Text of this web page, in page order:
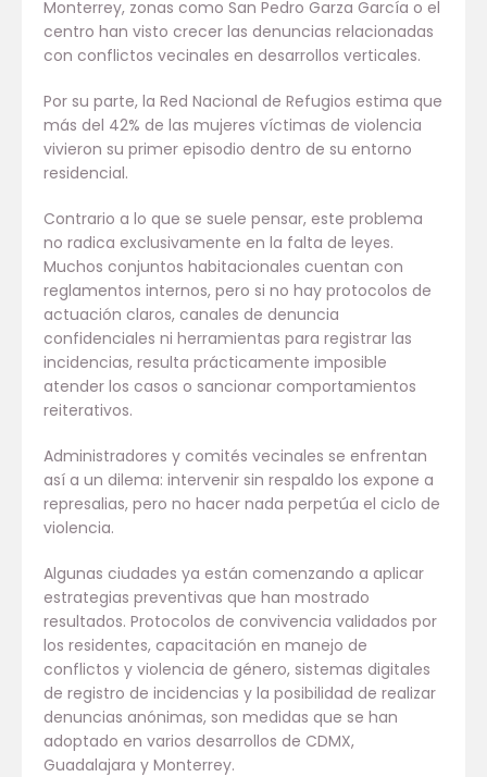
Monterrey, zonas como San Pedro Garza García o el
centro han visto crecer las denuncias relacionadas
con conflictos vecinales en desarrollos verticales.
Por su parte, la Red Nacional de Refugios estima que
más del 42% de las mujeres víctimas de violencia
vivieron su primer episodio dentro de su entorno
residencial.
Contrario a lo que se suele pensar, este problema
no radica exclusivamente en la falta de leyes.
Muchos conjuntos habitacionales cuentan con
reglamentos internos, pero si no hay protocolos de
actuación claros, canales de denuncia
confidenciales ni herramientas para registrar las
incidencias, resulta prácticamente imposible
atender los casos o sancionar comportamientos
reiterativos.
Administradores y comités vecinales se enfrentan
así a un dilema: intervenir sin respaldo los expone a
represalias, pero no hacer nada perpetúa el ciclo de
violencia.
Algunas ciudades ya están comenzando a aplicar
estrategias preventivas que han mostrado
resultados. Protocolos de convivencia validados por
los residentes, capacitación en manejo de
conflictos y violencia de género, sistemas digitales
de registro de incidencias y la posibilidad de realizar
denuncias anónimas, son medidas que se han
adoptado en varios desarrollos de CDMX,
Guadalajara y Monterrey.